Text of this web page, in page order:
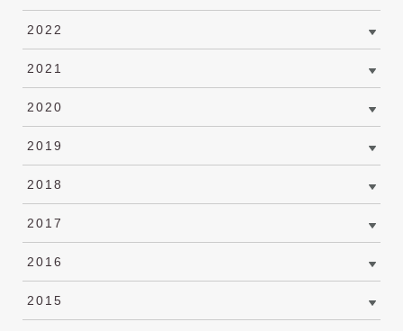
2022
2021
2020
2019
2018
2017
2016
2015